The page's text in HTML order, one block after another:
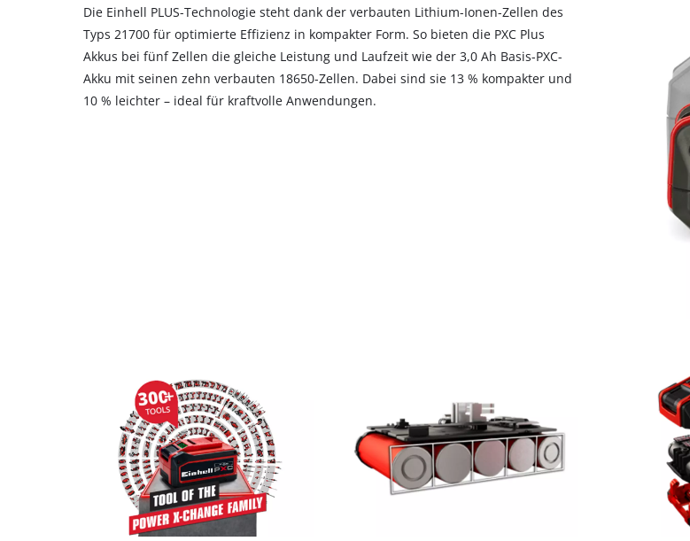
Die Einhell PLUS-Technologie steht dank der verbauten Lithium-Ionen-Zellen des
Typs 21700 für optimierte Effizienz in kompakter Form. So bieten die PXC Plus
Akkus bei fünf Zellen die gleiche Leistung und Laufzeit wie der 3,0 Ah Basis-PXC-
Akku mit seinen zehn verbauten 18650-Zellen. Dabei sind sie 13 % kompakter und
10 % leichter – ideal für kraftvolle Anwendungen.